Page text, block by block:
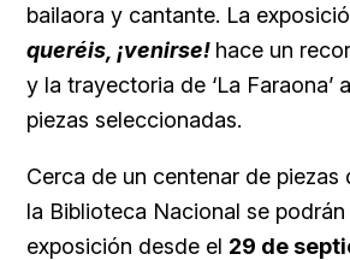
bailaora y cantante. La
queréis, ¡venirse! hace un
y la trayectoria de ‘La Faraona’
piezas seleccionadas.
Cerca de un centenar de
la Biblioteca Nacional se podrán
exposición desde el 29 de